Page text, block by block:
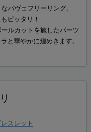
パヴェフリーリング。
ピッタリ！
ルカットを施したパーツ
と華やかに煌めきます。
スレット